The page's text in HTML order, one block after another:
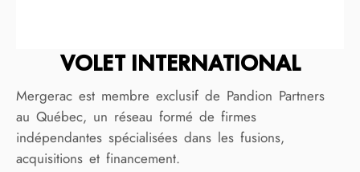
VOLET INTERNATIONAL
Mergerac est membre exclusif de Pandion Partners
au Québec, un réseau formé de firmes
indépendantes spécialisées dans les fusions,
acquisitions et financement.